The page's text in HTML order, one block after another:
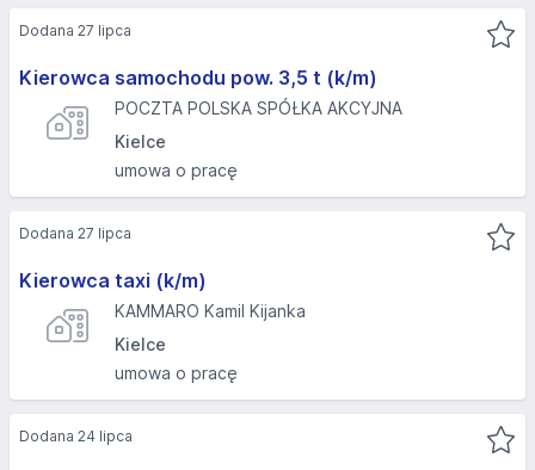
Kierowca samochodu pow. 3,5 t (k/m)
POCZTA POLSKA SPÓŁKA AKCYJNA
Kielce
umowa o pracę
Dodana 27 lipca
Kierowca taxi (k/m)
KAMMARO Kamil Kijanka
Kielce
umowa o pracę
Dodana 27 lipca
Dodana 24 lipca